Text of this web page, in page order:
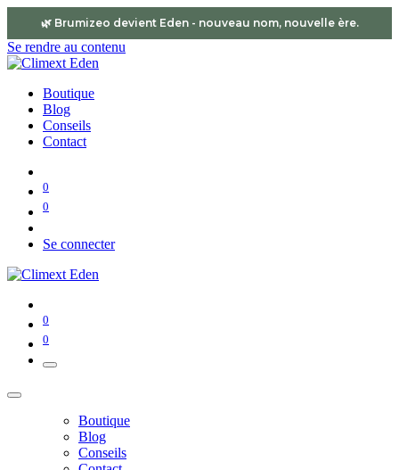
🌿 Brumizeo devient Eden- nouveau nom, nouvelle ère.
Se rendre au contenu
Boutique
Blog
Conseils
Contact
0
0
Se connecter
0
0
Boutique
Blog
Conseils